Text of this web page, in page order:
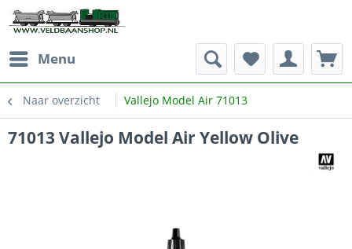
Menu
Naar overzicht Vallejo Model Air 71013
71013 Vallejo Model Air Yellow Olive